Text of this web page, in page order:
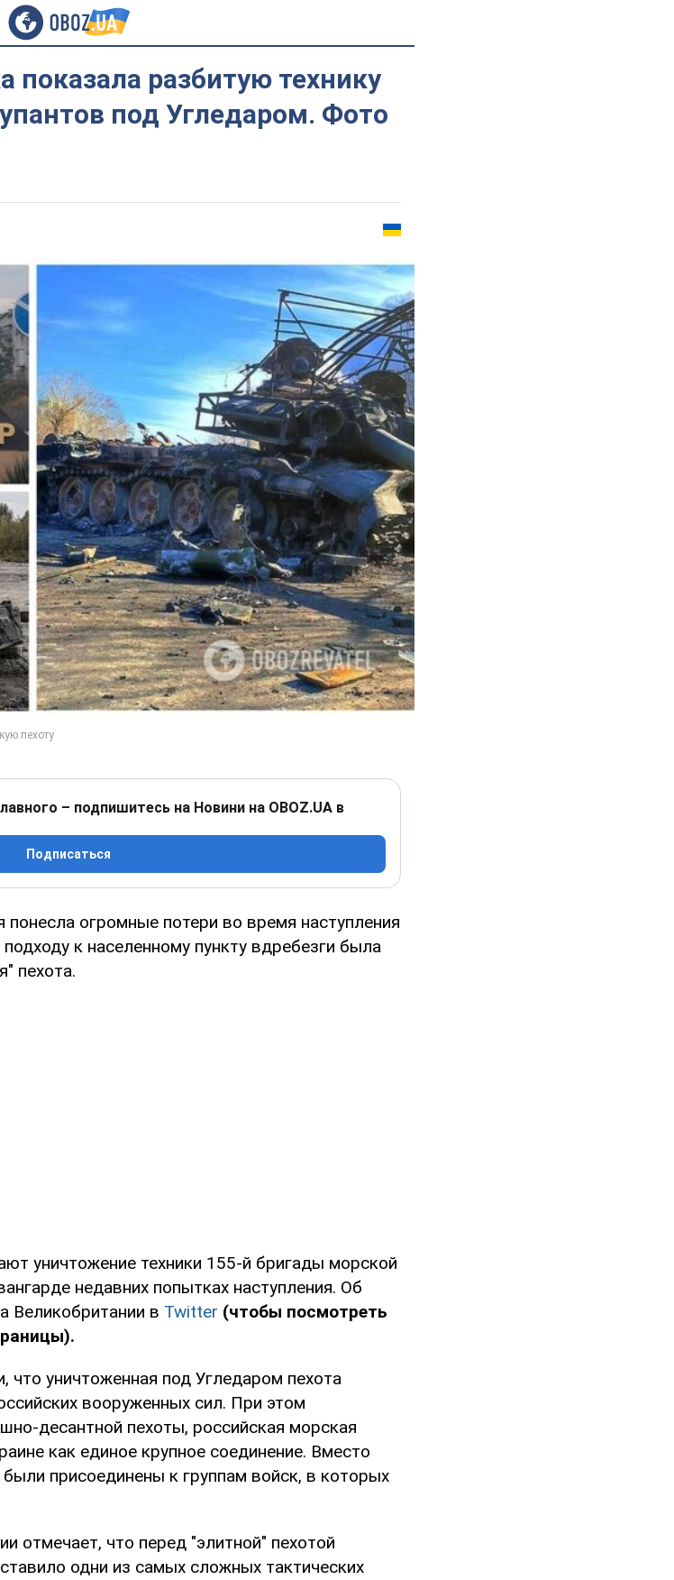
показала разбитую технику
под Угледаром. Фото
– подпишитесь на Новини на OBOZ.UA в
Подписаться
понесла огромные потери во время наступления
к населенному пункту вдребезги была
пехота.
уничтожение техники 155-й бригады морской
недавних попытках наступления. Об
Великобритании в Twitter (чтобы посмотреть
что уничтоженная под Угледаром пехота
вооруженных сил. При этом
десантной пехоты, российская морская
как единое крупное соединение. Вместо
присоединены к группам войск, в которых
отмечает, что перед "элитной" пехотой
одни из самых сложных тактических